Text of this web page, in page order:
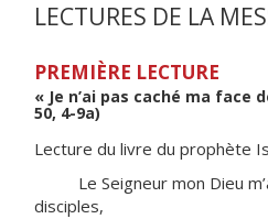
LECTURES DE LA
PREMIÈRE LECTURE
« Je n’ai pas caché ma face
50, 4-9a)
Lecture du livre du prophète
Le Seigneur mon Dieu
disciples,